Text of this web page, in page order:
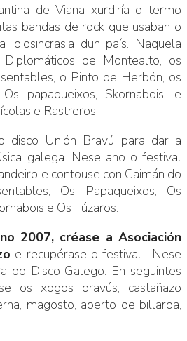
de Viana xurdiría o termo
bandas de rock que usaban o
dun país. Naquela
de Montealto, os
o Pinto de Herbón, os
papaqueixos, Skornabois, e
e Rastreros.
disco Unión Bravú para dar a
galega. Nese ano o festival
e contouse con Caimán do
Os Papaqueixos, Os
e Os Túzaros.
no 2007, créase a Asociación
e recupérase o festival. Nese
do Disco Galego. En seguintes
os xogos bravús, castañazo
magosto, aberto de billarda,